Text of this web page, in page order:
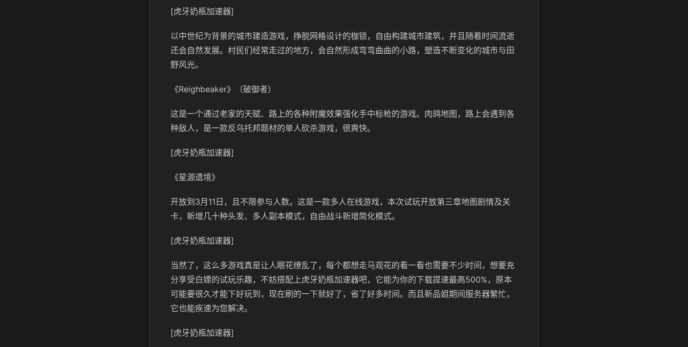
[虎牙奶瓶加速器]
以中世纪为背景的城市建造游戏，挣脱网格设计的枷锁，自由构建城市建筑，并且随着时间流逝
还会自然发展。村民们经常走过的地方，会自然形成弯弯曲曲的小路，塑造不断变化的城市与田
野风光。
《Reighbeaker》（破御者）
这是一个通过老家的天赋、路上的各种附魔效果强化手中标枪的游戏。肉鸽地图，路上会遇到各
种敌人，是一款反乌托邦题材的单人砍杀游戏，很爽快。
[虎牙奶瓶加速器]
《星源遗境》
开放到3月11日，且不限参与人数。这是一款多人在线游戏，本次试玩开放第三章地图剧情及关
卡，新增几十种头发、多人副本模式，自由战斗新增简化模式。
[虎牙奶瓶加速器]
当然了，这么多游戏真是让人眼花缭乱了，每个都想走马观花的看一看也需要不少时间，想要充
分享受白嫖的试玩乐趣，不妨搭配上虎牙奶瓶加速器吧，它能为你的下载提速最高500%，原本
可能要很久才能下好玩到，现在刷的一下就好了，省了好多时间。而且新品姐期间服务器繁忙，
它也能疾速为您解决。
[虎牙奶瓶加速器]